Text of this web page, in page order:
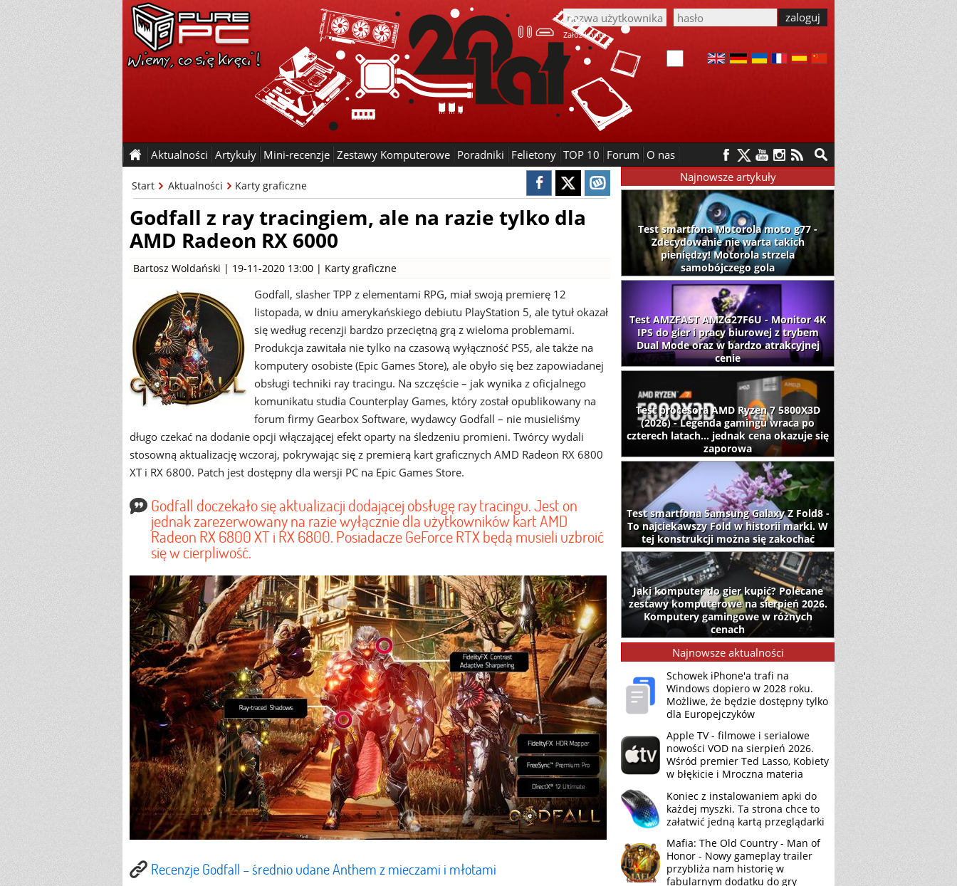
Załóż konto
Aktualności Artykuły Mini-recenzje Zestawy Komputerowe Poradniki Felietony TOP 10 Forum O nas
Start Aktualności Karty graficzne
Godfall z ray tracingiem, ale na razie tylko dla
AMD Radeon RX 6000
Bartosz Woldański | 19-11-2020 13:00 | Karty graficzne
Godfall, slasher TPP z elementami RPG, miał swoją premierę 12
listopada, w dniu amerykańskiego debiutu PlayStation 5, ale tytuł okazał
się według recenzji bardzo przeciętną grą z wieloma problemami.
Produkcja zawitała nie tylko na czasową wyłączność PS5, ale także na
komputery osobiste (Epic Games Store), ale obyło się bez zapowiadanej
obsługi techniki ray tracingu. Na szczęście – jak wynika z oficjalnego
komunikatu studia Counterplay Games, który został opublikowany na
forum firmy Gearbox Software, wydawcy Godfall – nie musieliśmy
długo czekać na dodanie opcji włączającej efekt oparty na śledzeniu promieni. Twórcy wydali
stosowną aktualizację wczoraj, pokrywając się z premierą kart graficznych AMD Radeon RX 6800
XT i RX 6800. Patch jest dostępny dla wersji PC na Epic Games Store.
Godfall doczekało się aktualizacji dodającej obsługę ray tracingu. Jest on
jednak zarezerwowany na razie wyłącznie dla użytkowników kart AMD
Radeon RX 6800 XT i RX 6800. Posiadacze GeForce RTX będą musieli uzbroić
się w cierpliwość.
Recenzje Godfall – średnio udane Anthem z mieczami i młotami
Najnowsze artykuły
Test smartfona Motorola moto g77 -
Zdecydowanie nie warta takich
pieniędzy! Motorola strzela
samobójczego gola
Test AMZFAST AMZG27F6U - Monitor 4K
IPS do gier i pracy biurowej z trybem
Dual Mode oraz w bardzo atrakcyjnej
cenie
Test procesora AMD Ryzen 7 5800X3D
(2026) - Legenda gamingu wraca po
czterech latach... jednak cena okazuje się
zaporowa
Test smartfona Samsung Galaxy Z Fold8 -
To najciekawszy Fold w historii marki. W
tej konstrukcji można się zakochać
Jaki komputer do gier kupić? Polecane
zestawy komputerowe na sierpień 2026.
Komputery gamingowe w różnych
cenach
Najnowsze aktualności
Schowek iPhone'a trafi na
Windows dopiero w 2028 roku.
Możliwe, że będzie dostępny tylko
dla Europejczyków
Apple TV - filmowe i serialowe
nowości VOD na sierpień 2026.
Wśród premier Ted Lasso, Kobiety
w błękicie i Mroczna materia
Koniec z instalowaniem apki do
każdej myszki. Ta strona chce to
załatwić jedną kartą przeglądarki
Mafia: The Old Country - Man of
Honor - Nowy gameplay trailer
przybliża nam historię w
fabularnym dodatku do gry